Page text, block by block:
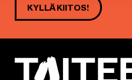
KYLLÄ KIITOS!